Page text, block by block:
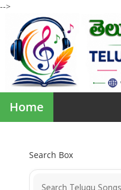
-->
Home
Search Box